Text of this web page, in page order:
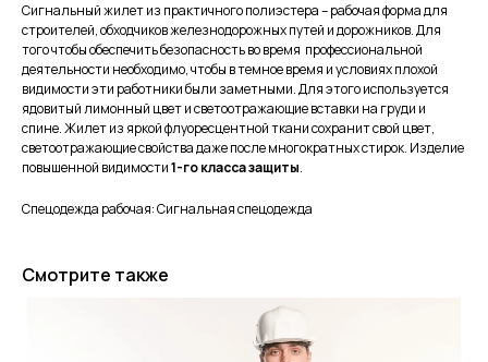
Сигнальный жилет из практичного полиэстера – рабочая форма для
строителей, обходчиков железнодорожных путей и дорожников. Для
того чтобы обеспечить безопасность во время профессиональной
деятельности необходимо, чтобы в темное время и условиях плохой
видимости эти работники были заметными. Для этого используется
ядовитый лимонный цвет и светоотражающие вставки на груди и
спине. Жилет из яркой флуоресцентной ткани сохранит свой цвет,
светоотражающие свойства даже после многократных стирок. Изделие
повышенной видимости1-го класса защиты.
Спецодежда рабочая: Сигнальная спецодежда
Смотрите также